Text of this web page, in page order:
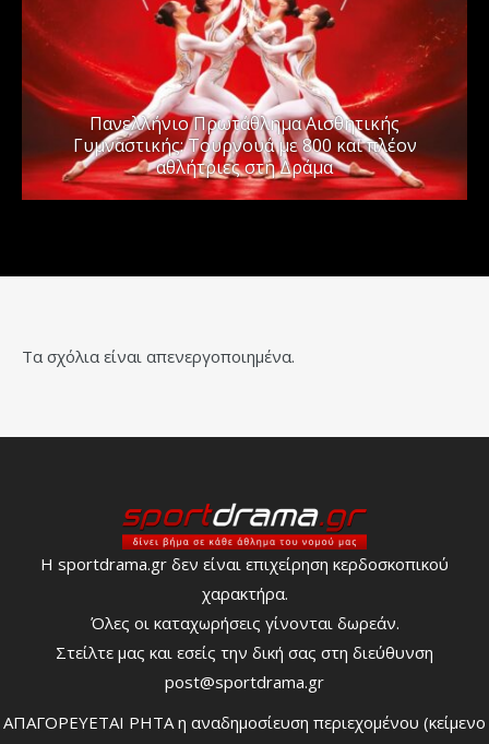
Πανελλήνιο Πρωτάθλημα Αισθητικής
Γυμναστικής: Τουρνουά με 800 και πλέον
αθλήτριες στη Δράμα
Τα σχόλια είναι απενεργοποιημένα.
Η sportdrama.gr δεν είναι επιχείρηση κερδοσκοπικού
χαρακτήρα.
Όλες οι καταχωρήσεις γίνονται δωρεάν.
Στείλτε μας και εσείς την δική σας στη διεύθυνση
post@sportdrama.gr
ΑΠΑΓΟΡΕΥΕΤΑΙ ΡΗΤΑ η αναδημοσίευση περιεχομένου (κείμενο